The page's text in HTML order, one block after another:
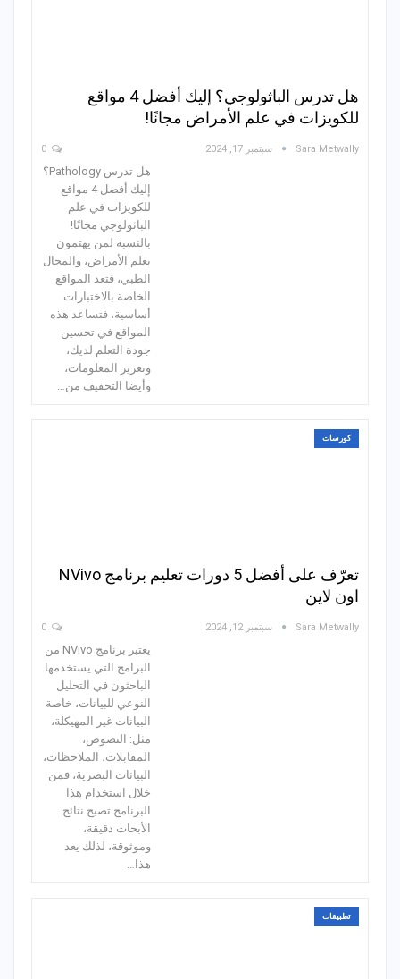
هل تدرس الباثولوجي؟ إليك أفضل 4 مواقع
للكويزات في علم الأمراض مجانًا!
Sara Metwally سبتمبر 17, 2024
هل تدرس Pathology؟
إليك أفضل 4 مواقع
للكويزات في علم
الباثولوجي مجانًا!
بالنسبة لمن يهتمون
بعلم الأمراض، والمجال
الطبي، فتعد المواقع
الخاصة بالاختبارات
أساسية، فتساعد هذه
المواقع في تحسين
جودة التعلم لديك،
وتعزيز المعلومات،
وأيضا التخفيف من…
كورسات
تعرّف على أفضل 5 دورات تعليم برنامج NVivo
اون لاين
Sara Metwally سبتمبر 12, 2024
يعتبر برنامج NVivo من
البرامج التي يستخدمها
الباحثون في التحليل
النوعي للبيانات، خاصة
البيانات غير المهيكلة،
مثل: النصوص،
المقابلات، الملاحظات،
البيانات البصرية، فمن
خلال استخدام هذا
البرنامج تصبح نتائج
الأبحاث دقيقة،
وموثوقة، لذلك يعد
هذا…
تطبيقات